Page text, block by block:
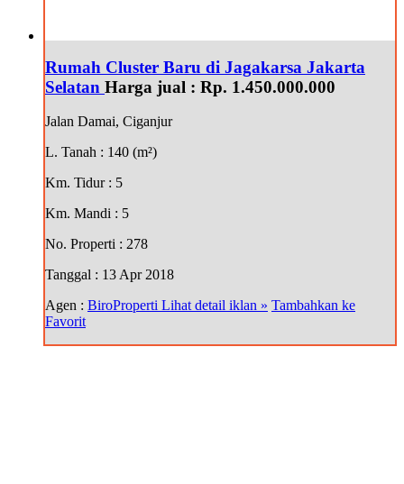
Rumah Cluster Baru di Jagakarsa Jakarta
Selatan Harga jual : Rp. 1.450.000.000
Jalan Damai, Ciganjur
L. Tanah : 140 (m²)
Km. Tidur : 5
Km. Mandi : 5
No. Properti : 278
Tanggal : 13 Apr 2018
Agen : BiroProperti Lihat detail iklan » Tambahkan ke
Favorit